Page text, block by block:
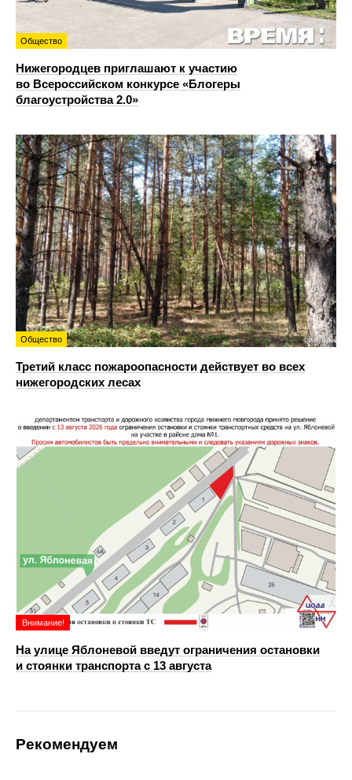
Общество
Нижегородцев приглашают к участию
во Всероссийском конкурсе «Блогеры
благоустройства 2.0»
Общество
Третий класс пожароопасности действует во всех
нижегородских лесах
Внимание!
На улице Яблоневой введут ограничения остановки
и стоянки транспорта с 13 августа
Рекомендуем